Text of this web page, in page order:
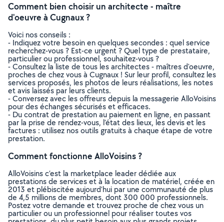
Comment bien choisir un architecte - maître
d'oeuvre à Cugnaux ?
Voici nos conseils :
- Indiquez votre besoin en quelques secondes : quel service
recherchez-vous ? Est-ce urgent ? Quel type de prestataire,
particulier ou professionnel, souhaitez-vous ?
- Consultez la liste de tous les architectes - maîtres d'oeuvre,
proches de chez vous à Cugnaux ! Sur leur profil, consultez les
services proposés, les photos de leurs réalisations, les notes
et avis laissés par leurs clients.
- Conversez avec les offreurs depuis la messagerie AlloVoisins
pour des échanges sécurisés et efficaces.
- Du contrat de prestation au paiement en ligne, en passant
par la prise de rendez-vous, l’état des lieux, les devis et les
factures : utilisez nos outils gratuits à chaque étape de votre
prestation.
Comment fonctionne AlloVoisins ?
AlloVoisins c’est la marketplace leader dédiée aux
prestations de services et à la location de matériel, créée en
2013 et plébiscitée aujourd’hui par une communauté de plus
de 4,5 millions de membres, dont 300 000 professionnels.
Postez votre demande et trouvez proche de chez vous un
particulier ou un professionnel pour réaliser toutes vos